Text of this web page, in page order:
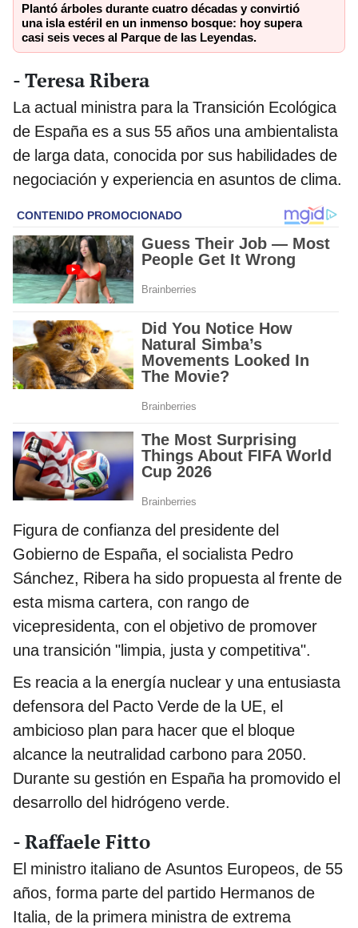
Plantó árboles durante cuatro décadas y convirtió
una isla estéril en un inmenso bosque: hoy supera
casi seis veces al Parque de las Leyendas.
- Teresa Ribera
La actual ministra para la Transición Ecológica
de España es a sus 55 años una ambientalista
de larga data, conocida por sus habilidades de
negociación y experiencia en asuntos de clima.
Figura de confianza del presidente del
Gobierno de España, el socialista Pedro
Sánchez, Ribera ha sido propuesta al frente de
esta misma cartera, con rango de
vicepresidenta, con el objetivo de promover
una transición "limpia, justa y competitiva".
Es reacia a la energía nuclear y una entusiasta
defensora del Pacto Verde de la UE, el
ambicioso plan para hacer que el bloque
alcance la neutralidad carbono para 2050.
Durante su gestión en España ha promovido el
desarrollo del hidrógeno verde.
- Raffaele Fitto
El ministro italiano de Asuntos Europeos, de 55
años, forma parte del partido Hermanos de
Italia, de la primera ministra de extrema